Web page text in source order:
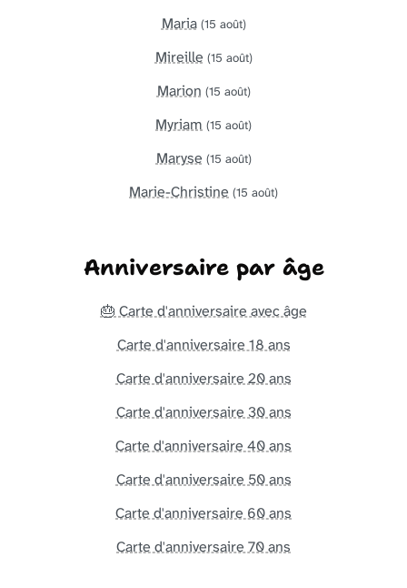
Maria (15 août)
Mireille (15 août)
Marion (15 août)
Myriam (15 août)
Maryse (15 août)
Marie-Christine (15 août)
Anniversaire par âge
🎂 Carte d'anniversaire avec âge
Carte d'anniversaire 18 ans
Carte d'anniversaire 20 ans
Carte d'anniversaire 30 ans
Carte d'anniversaire 40 ans
Carte d'anniversaire 50 ans
Carte d'anniversaire 60 ans
Carte d'anniversaire 70 ans